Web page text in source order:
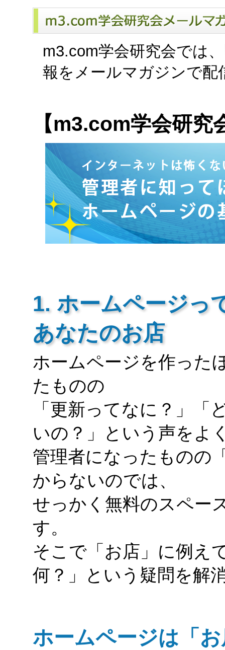
m3.com学会研究会では
報をメールマガジンで配
【m3.com学会研
1. ホームページっ
あなたのお店
ホームページを作った
たものの
「更新ってなに？」
いの？」という声をよ
管理者になったものの
からないのでは、
せっかく無料のスペー
す。
そこで「お店」に例え
何？」という疑問を解
ホームページは「